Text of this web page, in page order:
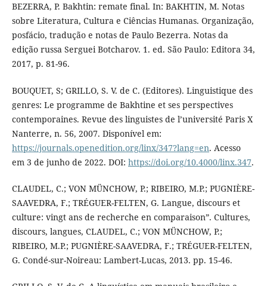
BEZERRA, P. Bakhtin: remate final. In: BAKHTIN, M. Notas
sobre Literatura, Cultura e Ciências Humanas. Organização,
posfácio, tradução e notas de Paulo Bezerra. Notas da
edição russa Serguei Botcharov. 1. ed. São Paulo: Editora 34,
2017, p. 81-96.
BOUQUET, S; GRILLO, S. V. de C. (Editores). Linguistique des
genres: Le programme de Bakhtine et ses perspectives
contemporaines. Revue des linguistes de l’université Paris X
Nanterre, n. 56, 2007. Disponível em:
https://journals.openedition.org/linx/347?lang=en. Acesso
em 3 de junho de 2022. DOI: https://doi.org/10.4000/linx.347.
CLAUDEL, C.; VON MÜNCHOW, P.; RIBEIRO, M.P.; PUGNIÈRE-
SAAVEDRA, F.; TRÉGUER-FELTEN, G. Langue, discours et
culture: vingt ans de recherche en comparaison”. Cultures,
discours, langues, CLAUDEL, C.; VON MÜNCHOW, P.;
RIBEIRO, M.P.; PUGNIÈRE-SAAVEDRA, F.; TRÉGUER-FELTEN,
G. Condé-sur-Noireau: Lambert-Lucas, 2013. pp. 15-46.